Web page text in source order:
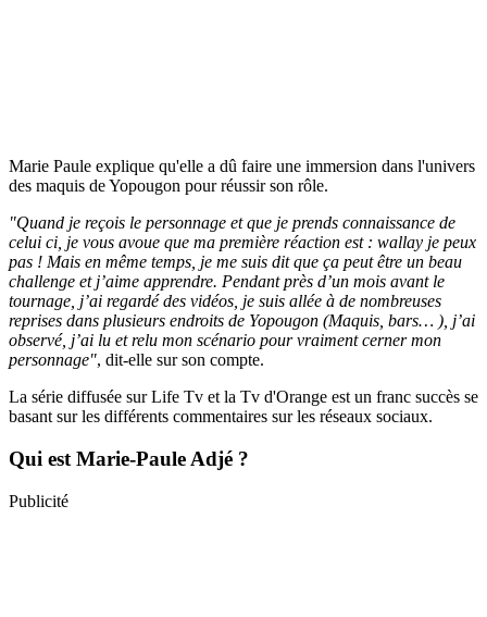
Marie Paule explique qu'elle a dû faire une immersion dans l'univers
des maquis de Yopougon pour réussir son rôle.
"Quand je reçois le personnage et que je prends connaissance de
celui ci, je vous avoue que ma première réaction est : wallay je peux
pas ! Mais en même temps, je me suis dit que ça peut être un beau
challenge et j’aime apprendre. Pendant près d’un mois avant le
tournage, j’ai regardé des vidéos, je suis allée à de nombreuses
reprises dans plusieurs endroits de Yopougon (Maquis, bars… ), j’ai
observé, j’ai lu et relu mon scénario pour vraiment cerner mon
personnage", dit-elle sur son compte.
La série diffusée sur Life Tv et la Tv d'Orange est un franc succès se
basant sur les différents commentaires sur les réseaux sociaux.
Qui est Marie-Paule Adjé ?
Publicité